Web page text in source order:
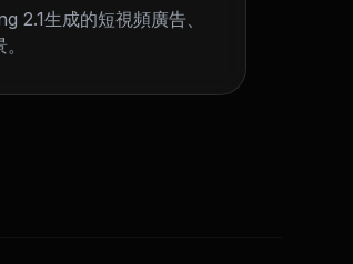
2.1生成的短視頻廣告、